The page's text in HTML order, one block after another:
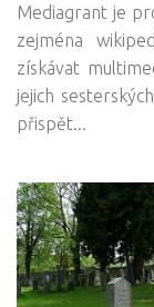
Mediagrant je
zejména
získávat
jejich
přispět...